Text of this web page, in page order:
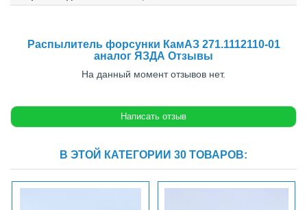
Распылитель форсунки КамАЗ 271.1112110-01
аналог ЯЗДА Отзывы
На данный момент отзывов нет.
В ЭТОЙ КАТЕГОРИИ 30 ТОВАРОВ: